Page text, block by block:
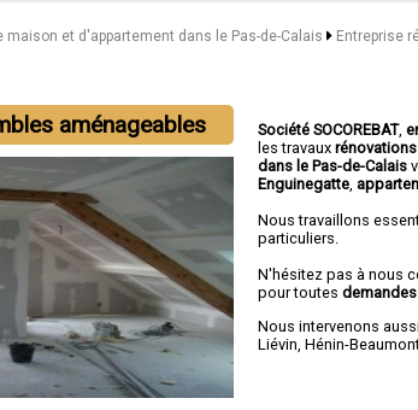
maison et d'appartement dans le Pas-de-Calais Entreprise
aménageables Société SOCOREBAT,
les travaux
dans le Pas-de-Calais
Enguinegatte
Nous travaillons
particuliers.
N'hésitez pas à nous
pour toutes
Nous intervenons
Liévin ,Hénin-